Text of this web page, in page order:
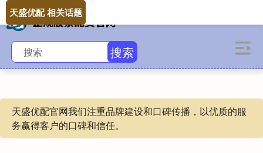
搜索
天盛优配官网我们注重品牌建设和口碑传播，以优质的服
务赢得客户的口碑和信任。
天盛优配 相关话题